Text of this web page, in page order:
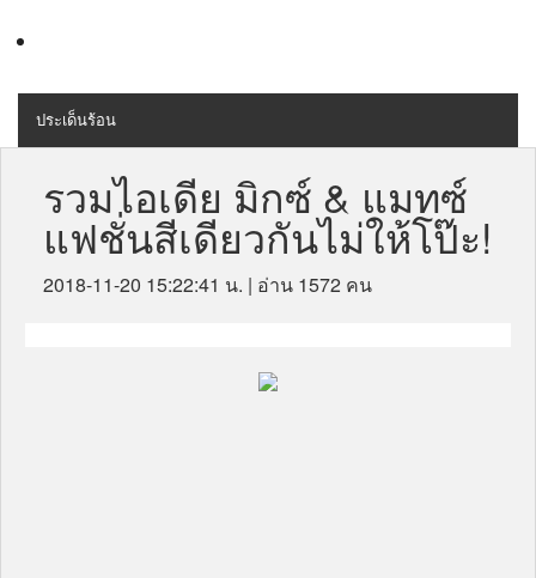
ประเด็นร้อน
เครื่องสำอางค์
ลดความอ้วน
รวมไอเดีย มิกซ์ & แมทซ์
แฟชั่นสีเดียวกันไม่ให้โป๊ะ!
2018-11-20 15:22:41 น. | อ่าน 1572 คน